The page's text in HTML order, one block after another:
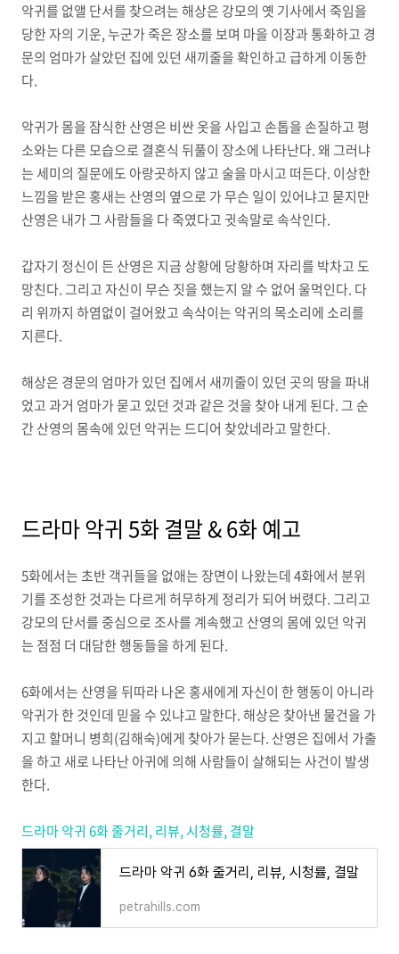
악귀를 없앨 단서를 찾으려는 해상은 강모의 옛 기사에서 죽임을
당한 자의 기운, 누군가 죽은 장소를 보며 마을 이장과 통화하고 경
문의 엄마가 살았던 집에 있던 새끼줄을 확인하고 급하게 이동한
다.
악귀가 몸을 잠식한 산영은 비싼 옷을 사입고 손톱을 손질하고 평
소와는 다른 모습으로 결혼식 뒤풀이 장소에 나타난다. 왜 그러냐
는 세미의 질문에도 아랑곳하지 않고 술을 마시고 떠든다. 이상한
느낌을 받은 홍새는 산영의 옆으로 가 무슨 일이 있어냐고 묻지만
산영은 내가 그 사람들을 다 죽였다고 귓속말로 속삭인다.
갑자기 정신이 든 산영은 지금 상황에 당황하며 자리를 박차고 도
망친다. 그리고 자신이 무슨 짓을 했는지 알 수 없어 울먹인다. 다
리 위까지 하염없이 걸어왔고 속삭이는 악귀의 목소리에 소리를
지른다.
해상은 경문의 엄마가 있던 집에서 새끼줄이 있던 곳의 땅을 파내
었고 과거 엄마가 묻고 있던 것과 같은 것을 찾아 내게 된다. 그 순
간 산영의 몸속에 있던 악귀는 드디어 찾았네라고 말한다.
드라마 악귀 5화 결말 & 6화 예고
5화에서는 초반 객귀들을 없애는 장면이 나왔는데 4화에서 분위
기를 조성한 것과는 다르게 허무하게 정리가 되어 버렸다. 그리고
강모의 단서를 중심으로 조사를 계속했고 산영의 몸에 있던 악귀
는 점점 더 대담한 행동들을 하게 된다.
6화에서는 산영을 뒤따라 나온 홍새에게 자신이 한 행동이 아니라
악귀가 한 것인데 믿을 수 있냐고 말한다. 해상은 찾아낸 물건을 가
지고 할머니 병희(김해숙)에게 찾아가 묻는다. 산영은 집에서 가출
을 하고 새로 나타난 아귀에 의해 사람들이 살해되는 사건이 발생
한다.
드라마 악귀 6화 줄거리, 리뷰, 시청률, 결말
드라마 악귀 6화 줄거리, 리뷰, 시청률, 결말
petrahills.com